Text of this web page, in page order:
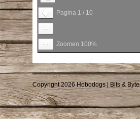
Pagina 1 / 10
Zoomen 100%
Copyright 2026 Hobodogs | Bits &